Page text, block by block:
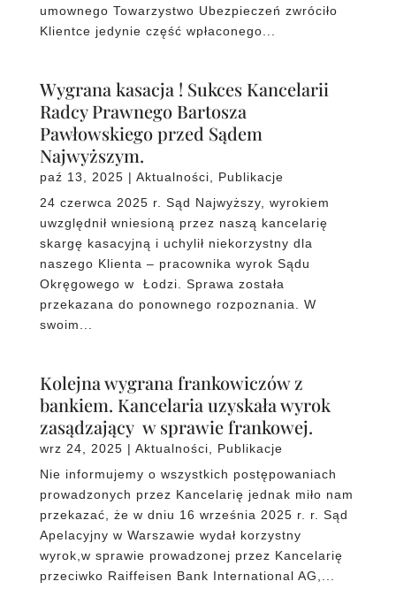
umownego Towarzystwo Ubezpieczeń zwróciło
Klientce jedynie część wpłaconego...
Wygrana kasacja ! Sukces Kancelarii
Radcy Prawnego Bartosza
Pawłowskiego przed Sądem
Najwyższym.
paź 13, 2025 | Aktualności
Publikacje
24 czerwca 2025 r. Sąd Najwyższy, wyrokiem
uwzględnił wniesioną przez naszą kancelarię
skargę kasacyjną i uchylił niekorzystny dla
naszego Klienta – pracownika wyrok Sądu
Okręgowego w Łodzi. Sprawa została
przekazana do ponownego rozpoznania. W
swoim...
Kolejna wygrana frankowiczów z
bankiem. Kancelaria uzyskała wyrok
zasądzający w sprawie frankowej.
wrz 24, 2025 | Aktualności
Publikacje
Nie informujemy o wszystkich postępowaniach
prowadzonych przez Kancelarię jednak miło nam
przekazać, że w dniu 16 września 2025 r. r. Sąd
Apelacyjny w Warszawie wydał korzystny
wyrok,w sprawie prowadzonej przez Kancelarię
przeciwko Raiffeisen Bank International AG,...